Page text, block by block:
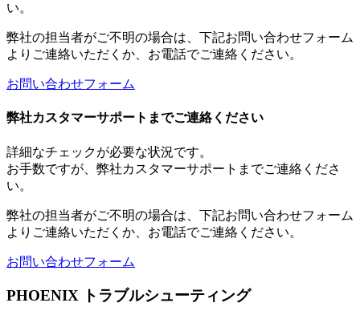
い。
弊社の担当者がご不明の場合は、下記お問い合わせフォーム
よりご連絡いただくか、お電話でご連絡ください。
お問い合わせフォーム
弊社カスタマーサポートまでご連絡ください
詳細なチェックが必要な状況です。
お手数ですが、弊社カスタマーサポートまでご連絡くださ
い。
弊社の担当者がご不明の場合は、下記お問い合わせフォーム
よりご連絡いただくか、お電話でご連絡ください。
お問い合わせフォーム
PHOENIX トラブルシューティング